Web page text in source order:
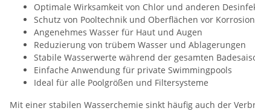
Optimale Wirksamkeit von Chlor und anderen
Schutz von Pooltechnik und Oberflächen vor
Angenehmes Wasser für Haut und Augen
Reduzierung von trübem Wasser und Ablagerungen
Stabile Wasserwerte während der gesamten
Einfache Anwendung für private Swimmingpools
Ideal für alle Poolgrößen und Filtersysteme
Mit einer stabilen Wasserchemie sinkt häufig auch der